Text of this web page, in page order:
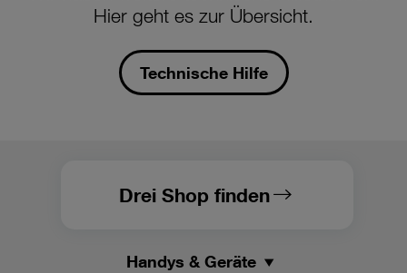
Hier geht es zur Übersicht.
Technische Hilfe
Drei Shop finden
Handys & Geräte